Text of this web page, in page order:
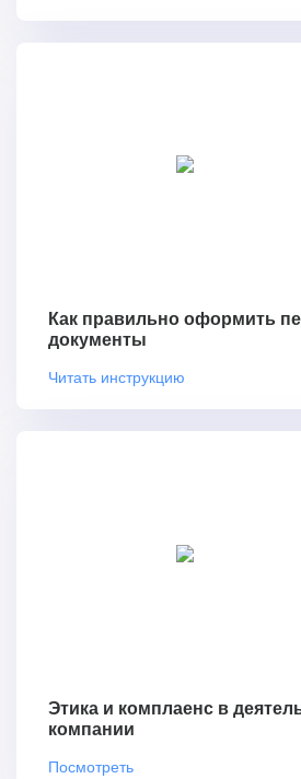
Как правильно оформить
документы
Читать инструкцию
Этика и комплаенс в
компании
Посмотреть